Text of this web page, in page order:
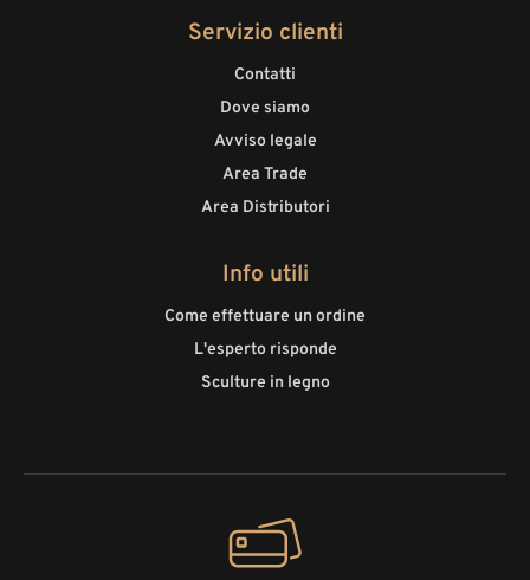
Servizio clienti
Contatti
Dove siamo
Avviso legale
Area Trade
Area Distributori
Info utili
Come effettuare un ordine
L'esperto risponde
Sculture in legno